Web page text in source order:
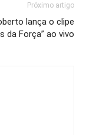
Próximo artigo
lança o clipe
da Força” ao vivo